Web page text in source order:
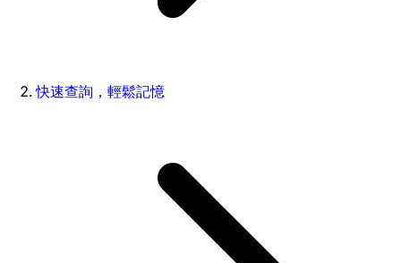
快速查詢，輕鬆記憶